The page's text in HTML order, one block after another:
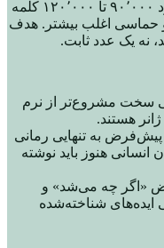
علمی‌تخیلی بزرگسال معمولاً حدود ۹۰٬۰۰۰ تا ۱۲۰٬۰۰۰ کلمه
و حماسی اغلب بیشتر. هدف
نه یک عدد ثابت.
سخت مشروع‌تر از نرم
هستند.
پیش‌فرض به تنهایی رمانی
انسانی هنوز باید نوشته
«اگر چه می‌شد» و
ایده‌های شناخته‌شده